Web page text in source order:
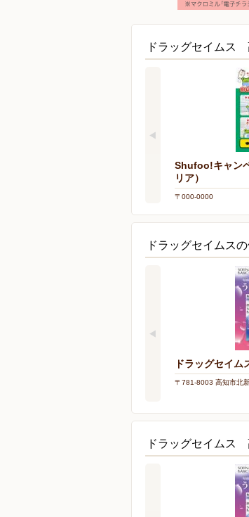
ドラッグセイムス
Shufoo!キャン
リア）
〒000-0000
ドラッグセイムス
ドラッグセイ
〒781-8003 高知市北
ドラッグセイムス